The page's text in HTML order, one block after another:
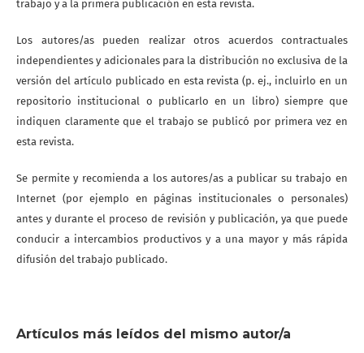
trabajo y a la primera publicación en esta revista.
Los autores/as pueden realizar otros acuerdos contractuales
independientes y adicionales para la distribución no exclusiva de la
versión del artículo publicado en esta revista (p. ej., incluirlo en un
repositorio institucional o publicarlo en un libro) siempre que
indiquen claramente que el trabajo se publicó por primera vez en
esta revista.
Se permite y recomienda a los autores/as a publicar su trabajo en
Internet (por ejemplo en páginas institucionales o personales)
antes y durante el proceso de revisión y publicación, ya que puede
conducir a intercambios productivos y a una mayor y más rápida
difusión del trabajo publicado.
Artículos más leídos del mismo autor/a